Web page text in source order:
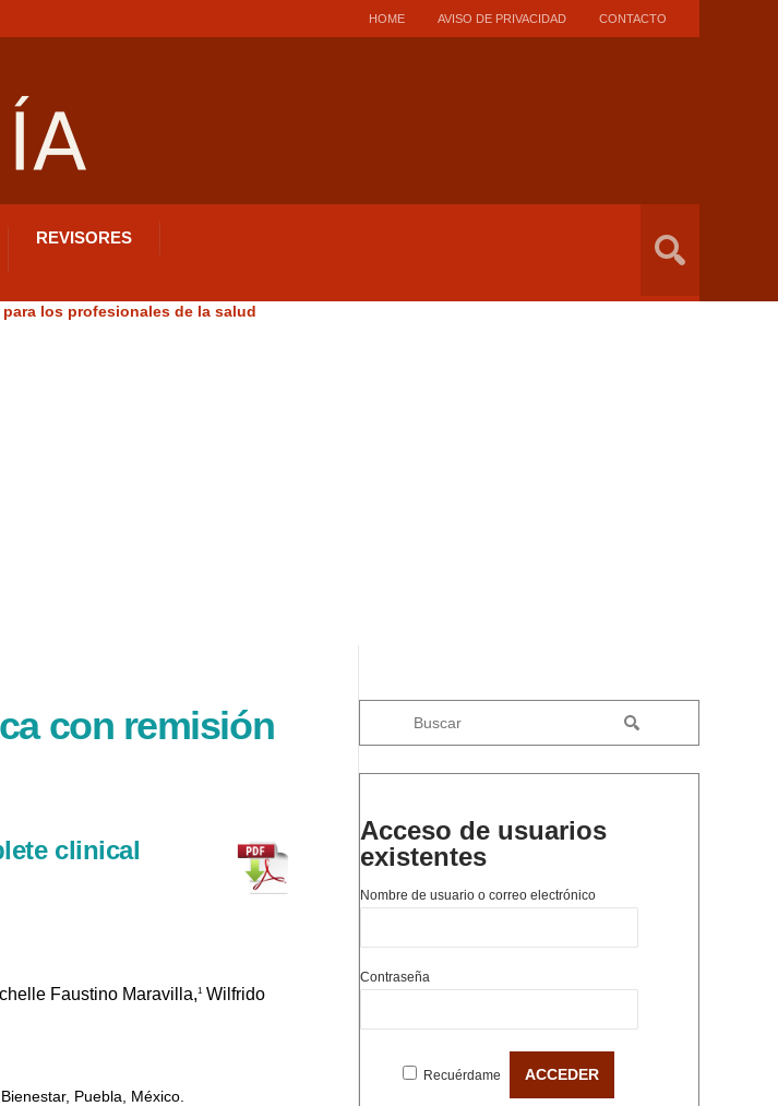
HOME AVISO DE PRIVACIDAD CONTACTO
REVISORES
los profesionales de la salud
con remisión
clinical
Faustino Maravilla,1 Wilfrido
Puebla, México.
Acceso de usuarios
existentes
Nombre de usuario o correo electrónico
Contraseña
Recuérdame